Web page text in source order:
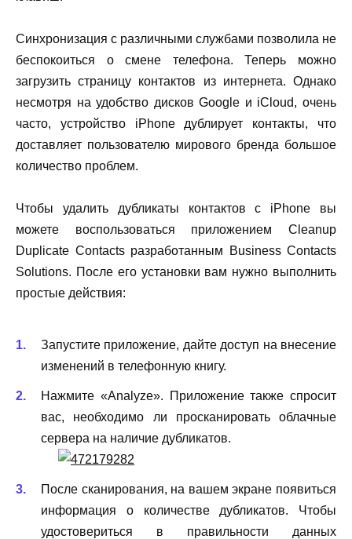
Синхронизация с различными службами позволила не
беспокоиться о смене телефона. Теперь можно
загрузить страницу контактов из интернета. Однако
несмотря на удобство дисковGoogle и iCloud, очень
часто, устройство iPhoneдублирует контакты, что
доставляет пользователю мирового бренда большое
количество проблем.
Чтобы удалить дубликаты контактов с iPhone вы
можете воспользоваться приложением Cleanup
Duplicate Contacts разработанным Business Contacts
Solutions. После его установки вам нужно выполнить
простые действия:
Запустите приложение, дайте доступ на внесение
изменений в телефонную книгу.
Нажмите «Analyze». Приложение также спросит
вас, необходимо ли просканировать облачные
сервера на наличие дубликатов.
После сканирования, на вашем экране появиться
информация о количестве дубликатов. Чтобы
удостовериться в правильности данных